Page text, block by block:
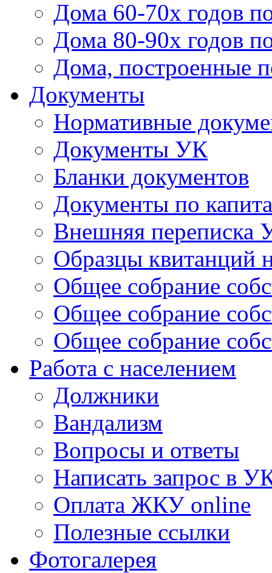
Дома 60-70х годов
Дома 80-90х годов
Дома, построенные
Документы
Нормативные
Документы УК
Бланки документов
Документы по
Внешняя переписка
Образцы квитанций
Общее собрание
Общее собрание
Общее собрание
Работа с населением
Должники
Вандализм
Вопросы и ответы
Написать запрос в
Оплата ЖКУ online
Полезные ссылки
Фотогалерея